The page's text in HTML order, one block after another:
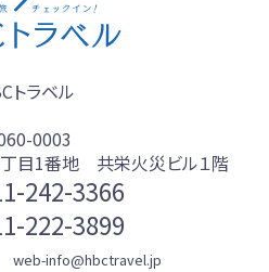
トラベル
0003
目1番地 共栄火災ビル１階
242-3366
222-3899
web-info@hbctravel.jp